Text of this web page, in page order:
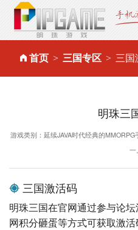
首页 三国专区 三国
明珠三
游戏类别：延续JAVA时代经典的
一。
三国激活码
明珠三国在官网通过参与论
网积分砸蛋等方式可获取激活